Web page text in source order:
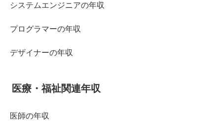
システムエンジニアの年収
プログラマーの年収
デザイナーの年収
医療・福祉関連年収
医師の年収